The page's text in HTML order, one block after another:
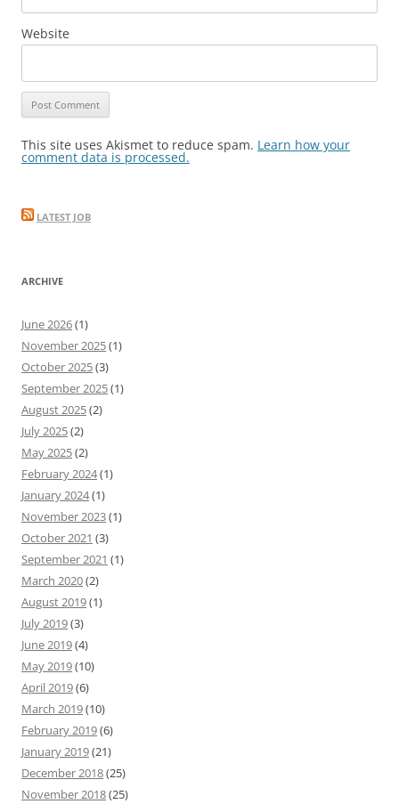
Website
This site uses Akismet to reduce spam. Learn how your
comment data is processed.
LATEST JOB
ARCHIVE
June 2026(1)
November 2025(1)
October 2025(3)
September 2025(1)
August 2025(2)
July 2025(2)
May 2025(2)
February 2024(1)
January 2024(1)
November 2023(1)
October 2021 (3)
September 2021 (1)
March 2020(2)
August 2019(1)
July 2019(3)
June 2019(4)
May 2019(10)
April 2019(6)
March 2019(10)
February 2019(6)
January 2019(21)
December 2018(25)
November 2018(25)